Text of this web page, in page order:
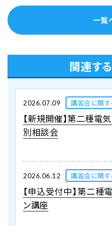
一覧
関連す
2026.07.09 講習会に関す
【新規開催】第二種電
別相談会
2026.06.12 講習会に関す
【申込受付中】第二種
ン講座